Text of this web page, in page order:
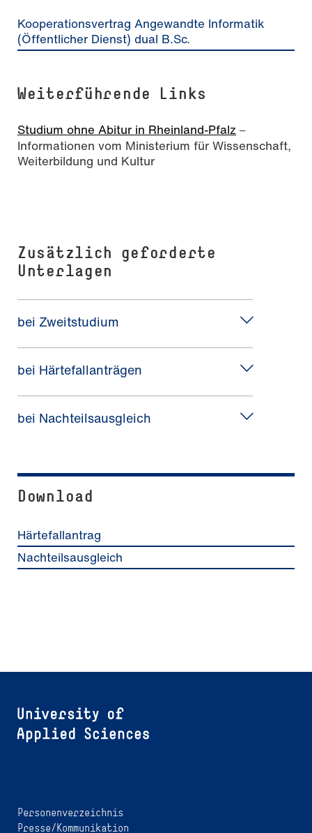
Kooperationsvertrag Angewandte Informatik
(Öffentlicher Dienst) dual B.Sc.
Weiterführende Links
Studium ohne Abitur in Rheinland-Pfalz –
Informationen vom Ministerium für Wissenschaft,
Weiterbildung und Kultur
Zusätzlich geforderte
Unterlagen
bei Zweitstudium
bei Härtefallanträgen
bei Nachteilsausgleich
Download
Härtefallantrag
Nachteilsausgleich
Personenverzeichnis
Presse/Kommunikation